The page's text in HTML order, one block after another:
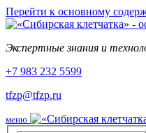
Перейти к основному
Экспертные знания и
+7 983 232 5599
tfzp@tfzp.ru
меню